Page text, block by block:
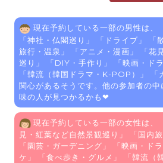
現在予約している一部の男性は、
「神社・仏閣巡り 」 「 ドライブ 」 「
旅行・温泉 」 「アニメ・漫画 」 「花
巡り 」 「DIY・手作り 」 「映画・ド
「韓流（韓国ドラマ・K-POP） 」 「
関心があるそうです。他の参加者の
味の人が見つかるかも❤
現在予約している一部の女性は、
見・紅葉など自然景観巡り 」 「国内
「園芸・ガーデニング 」 「映画・ド
ケ 」 「食べ歩き・グルメ 」 「韓流（